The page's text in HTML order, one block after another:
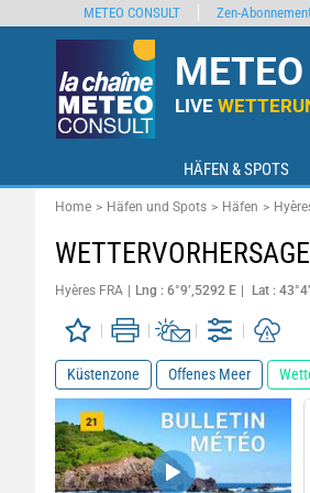
METEO
LIVE
HÄFEN & SPOTS
Home Häfen und Spots Häfen
Hyères FRA Lng : 6°9’,5292 E Lat :
Küstenzone Offenes Meer
METEO CONSULT Zen-